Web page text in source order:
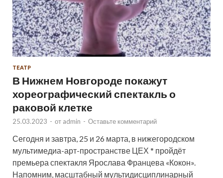
ТЕАТР
В Нижнем Новгороде покажут
хореографический спектакль о
раковой клетке
25.03.2023 - от admin - Оставьте комментарий
Сегодня и завтра, 25 и 26 марта, в нижегородском
мультимедиа-арт-пространстве ЦЕХ * пройдёт
премьера спектакля Ярослава Францева «Кокон».
Напомним, масштабный мультидисциплинарный